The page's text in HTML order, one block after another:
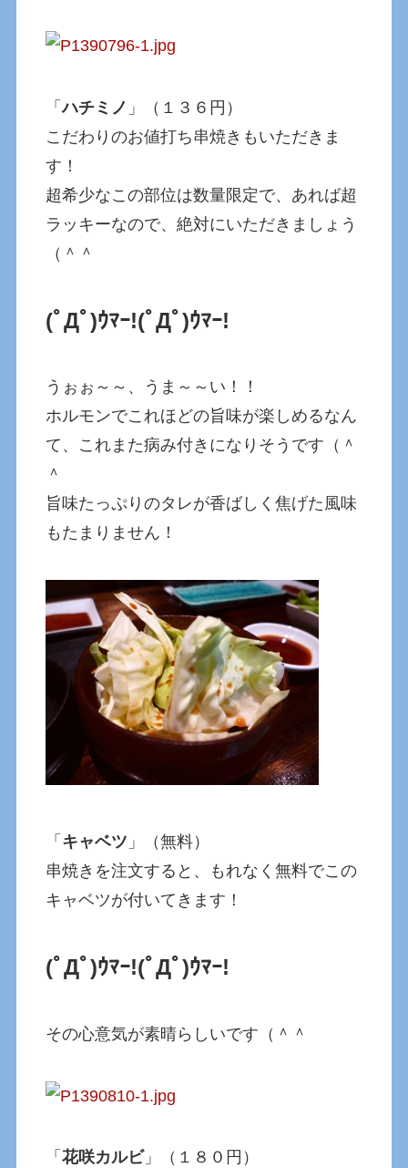
「ハチミノ 」（１３６円）
こだわりのお値打ち串焼きもいただきま
す！
超希少なこの部位は数量限定で、あれば超
ラッキーなので、絶対にいただきましょう
（＾＾
(ﾟДﾟ)ｳﾏｰ!(ﾟДﾟ)ｳﾏｰ!
うぉぉ～～、うま～～い！！
ホルモンでこれほどの旨味が楽しめるなん
て、これまた病み付きになりそうです（＾
＾
旨味たっぷりのタレが香ばしく焦げた風味
もたまりません！
「 キャベツ 」（無料）
串焼きを注文すると、もれなく無料でこの
キャベツが付いてきます！
(ﾟДﾟ)ｳﾏｰ!(ﾟДﾟ)ｳﾏｰ!
その心意気が素晴らしいです（＾＾
「花咲カルビ」（１８０円）